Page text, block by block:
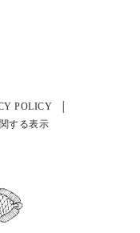
POLICY
する表示